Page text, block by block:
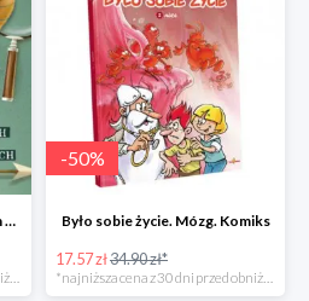
Tuzin tajemnic 12 niezywkłych zagadek kryminalnych
*najniższa cena z 30 dni przed obniżką
-50%
Było sobie życie. Mózg. Komiks
17.57 zł34.90 zł*
*najniższa cena z 30 dni przed obniżką